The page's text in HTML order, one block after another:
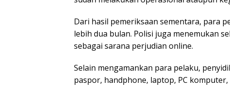
Dari hasil pemeriksaan sementara, para
lebih dua bulan. Polisi juga menemukan
sebagai sarana perjudian online.
Selain mengamankan para pelaku,
paspor, handphone, laptop, PC